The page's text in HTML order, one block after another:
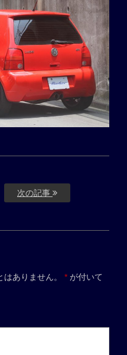
次の記事
ありません。 * が付いて